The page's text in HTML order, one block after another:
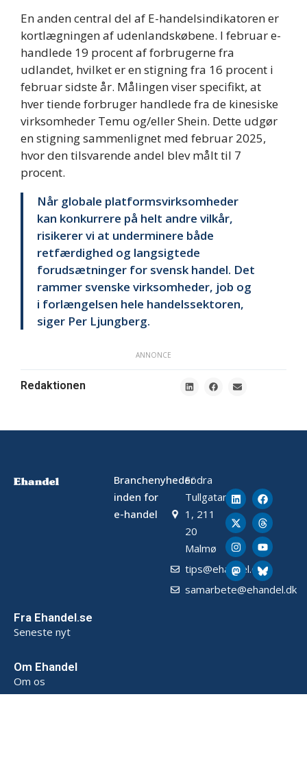
En anden central del af E-handelsindikatoren er
kortlægningen af udenlandskøbene. I februar e-
handlede 19 procent af forbrugerne fra
udlandet, hvilket er en stigning fra 16 procent i
februar sidste år. Målingen viser specifikt, at
hver tiende forbruger handlede fra de kinesiske
virksomheder Temu og/eller Shein. Dette udgør
en stigning sammenlignet med februar 2025,
hvor den tilsvarende andel blev målt til 7
procent.
Når globale platformsvirksomheder
kan konkurrere på helt andre vilkår,
risikerer vi at underminere både
retfærdighed og langsigtede
forudsætninger for svensk handel. Det
rammer svenske virksomheder, job og
i forlængelsen hele handelssektoren,
siger Per Ljungberg.
ANNONCE
Redaktionen
Branchenyheder
inden for
e-handel
Södra
Tullgatan
1, 211
20
Malmø
tips@ehandel.dk
samarbete@ehandel.dk
Fra Ehandel.se
Seneste nyt
Om Ehandel
Om os